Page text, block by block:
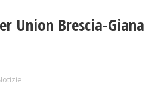
Union Brescia-Giana